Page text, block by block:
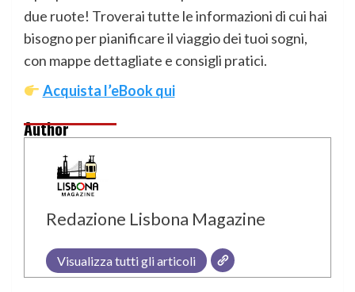
due ruote! Troverai tutte le informazioni di cui hai
bisogno per pianificare il viaggio dei tuoi sogni,
con mappe dettagliate e consigli pratici.
Acquista l’eBook qui
Author
Redazione Lisbona Magazine
Visualizza tutti gli articoli